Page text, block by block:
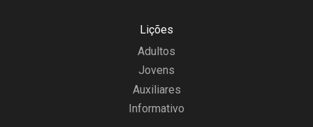
Lições
Adultos
Jovens
Auxiliares
Informativo